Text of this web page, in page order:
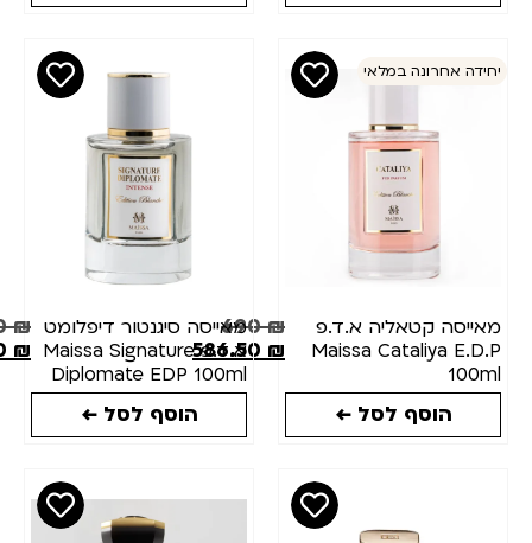
אחרונה במלאי
קטאליה א.ד.פ
Maissa Cataliya
690₪
586.50₪
הוסף לסל ←
מאייסה סיגנטור דיפלומט
א.ד.פ Maissa Signature
Diplomate EDP 100ml
690₪
586.50₪
הוסף לסל ←